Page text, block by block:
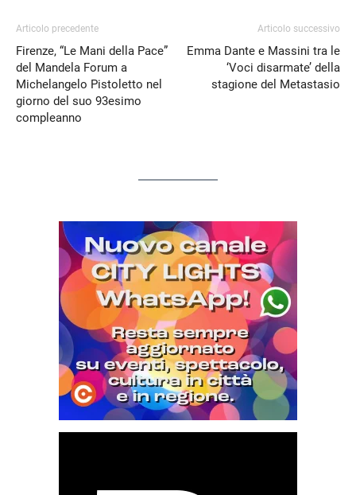
Articolo precedente
Firenze, “Le Mani della Pace”
del Mandela Forum a
Michelangelo Pistoletto nel
giorno del suo 93esimo
compleanno
Articolo successivo
Emma Dante e Massini tra le
‘Voci disarmate’ della
stagione del Metastasio